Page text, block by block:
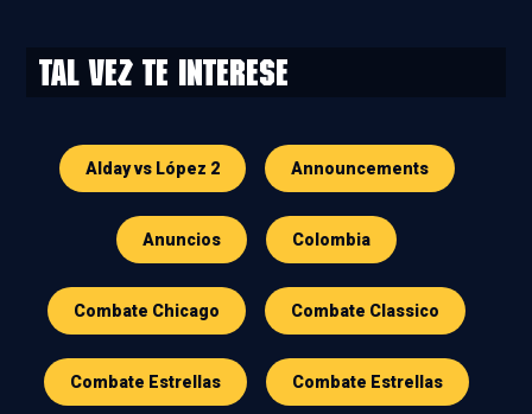
Tal vez te interese
Alday vs López 2 Announcements
Anuncios Colombia
Combate Chicago Combate Classico
Combate Estrellas Combate Estrellas